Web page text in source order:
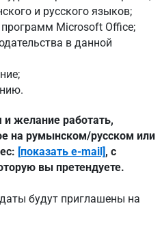
и русского языков;
Microsoft Office;
в данной
и желание работать,
на румынском/русском или
[показать e-mail], с
вы претендуете.
будут приглашены на